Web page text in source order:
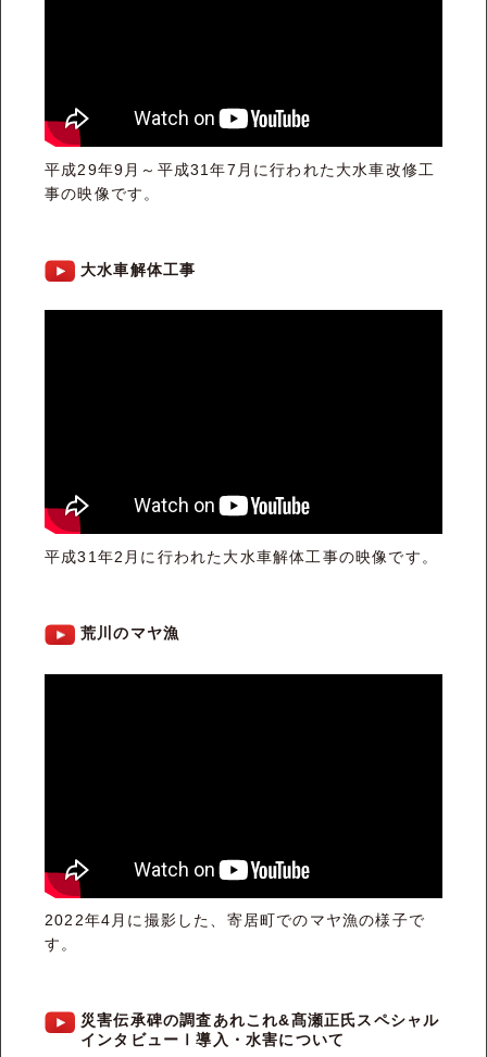
平成29年9月～平成31年7月に行われた大水車改修工
事の映像です。
大水車解体工事
平成31年2月に行われた大水車解体工事の映像です。
荒川のマヤ漁
2022年4月に撮影した、寄居町でのマヤ漁の様子で
す。
災害伝承碑の調査あれこれ&髙瀬正氏スペシャル
インタビューⅠ導入・水害について